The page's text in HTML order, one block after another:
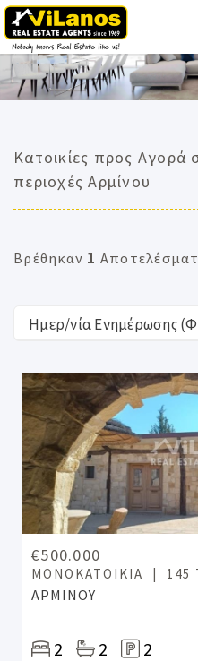
Κατοικίες προς Αγορά
περιοχές Αρμίνου
Βρέθηκαν 1
€500.000
ΜΟΝΟΚΑΤΟΙΚΊΑ 145
ΑΡΜΙΝΟΥ
2 2 2